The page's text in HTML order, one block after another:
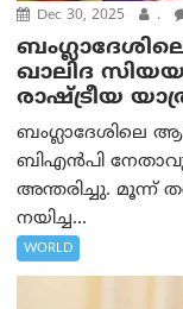
Dec 30, 2025 .
ഖാലിദ
രാഷ്ട്രീയ
ബംഗ്ലാദേശിലെ
ബിഎൻപി
അന്തരിച്ചു. മൂന്ന്
നയിച്ച...
WORLD